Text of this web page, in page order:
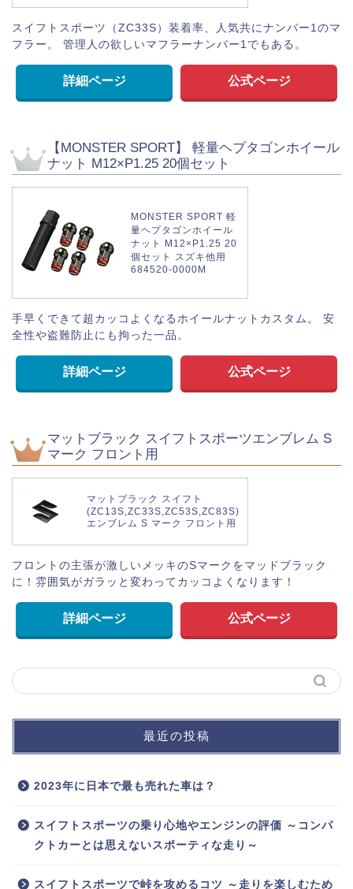
スイフトスポーツ（ZC33S）装着率、人気共にナンバー1のマ
フラー。 管理人の欲しいマフラーナンバー1でもある。
詳細ページ 公式ページ
【MONSTER SPORT】 軽量ヘプタゴンホイール
ナット M12×P1.25 20個セット
MONSTER SPORT 軽
量ヘプタゴンホイール
ナット M12×P1.25 20
個セット スズキ他用
684520-0000M
手早くできて超カッコよくなるホイールナットカスタム。 安
全性や盗難防止にも拘った一品。
詳細ページ 公式ページ
マットブラック スイフトスポーツエンブレム S
マーク フロント用
マットブラック スイフト
(ZC13S,ZC33S,ZC53S,ZC83S)
エンブレム S マーク フロント用
フロントの主張が激しいメッキのSマークをマッドブラック
に！雰囲気がガラッと変わってカッコよくなります！
詳細ページ 公式ページ
最近の投稿
2023年に日本で最も売れた車は？
スイフトスポーツの乗り心地やエンジンの評価 ～コンパ
クトカーとは思えないスポーティな走り～
スイフトスポーツで峠を攻めるコツ ～走りを楽しむため